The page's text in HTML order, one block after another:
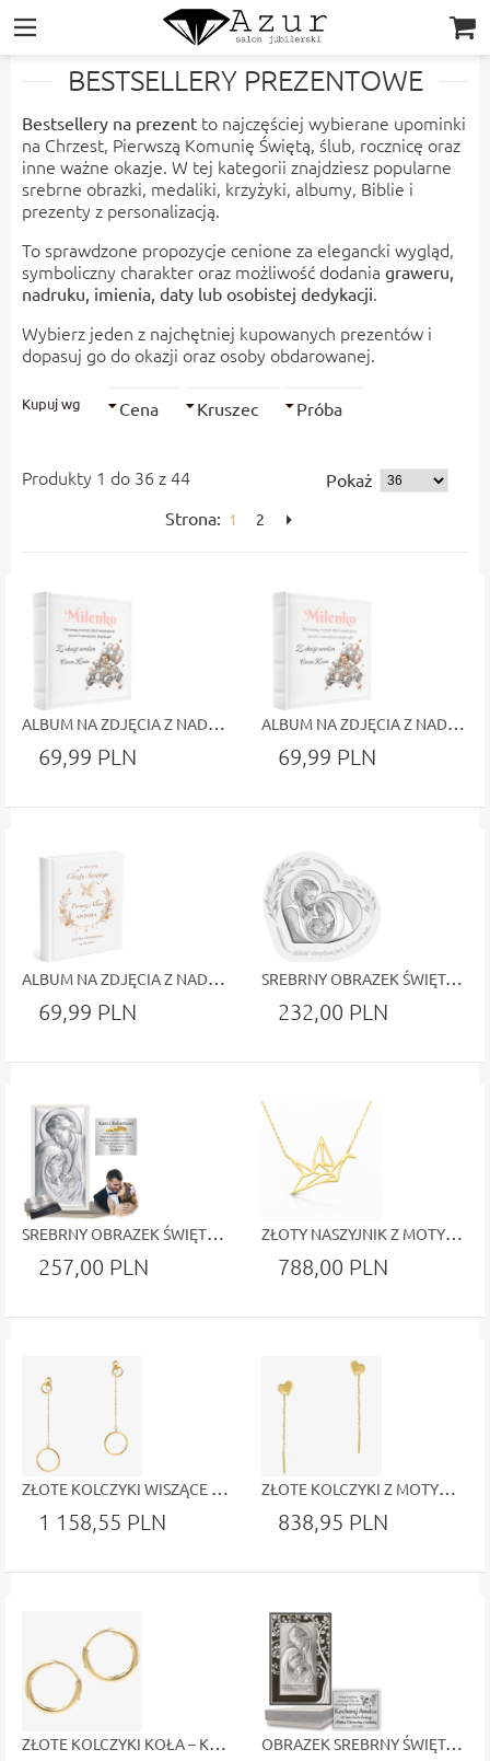
|||
BESTSELLERY PREZENTOWE
Bestsellery na prezentto najczęściej wybierane upominki
na Chrzest, Pierwszą Komunię Świętą, ślub, rocznicę oraz
inne ważne okazje. W tej kategorii znajdziesz popularne
srebrne obrazki, medaliki, krzyżyki, albumy, Biblie i
prezenty z personalizacją.
To sprawdzone propozycje cenione za elegancki wygląd,
symboliczny charakter oraz możliwość dodania graweru,
nadruku, imienia, daty lub osobistej dedykacji.
Wybierz jeden z najchętniej kupowanych prezentów i
dopasuj go do okazji oraz osoby obdarowanej.
Kupuj wg Cena Kruszec Próba
Produkty 1 do 36 z 44
Pokaż
Strona: 1 2
ALBUM NA ZDJĘCIA Z NADRUKIEM DLA DZIECKA Z OKAZJI CHRZTU
69,99 PLN
ALBUM NA ZDJĘCIA Z NADRUKIEM DLA DZIECKA Z OKAZJI CHRZTU
69,99 PLN
ALBUM NA ZDJĘCIA Z NADRUKIEM DLA DZIECKA Z OKAZJI CHRZTU
69,99 PLN
SREBRNY OBRAZEK ŚWIĘTA RODZINA W KSZTAŁCIE SERCA – PREZENT NA ŚLUB I CHRZEST
232,00 PLN
SREBRNY OBRAZEK ŚWIĘTEJ RODZINY W BIAŁEJ RAMCE – ELEGANCKI PREZENT NA ŚLUB I ROCZNICĘ!
257,00 PLN
ZŁOTY NASZYJNIK Z MOTYWEM ORIGAMI – STYLOWY ŻURAW Z PERSONALIZACJĄ I OZDOBNYM PUDEŁKIEM
788,00 PLN
ZŁOTE KOLCZYKI WISZĄCE Z GEOMETRYCZNYM MOTYWEM KOŁA
1 158,55 PLN
ZŁOTE KOLCZYKI Z MOTYWEM SERCA NA ŁAŃCUSZKU
838,95 PLN
ZŁOTE KOLCZYKI KOŁA – KLASYCZNA ELEGANCJA Z MOŻLIWOŚCIĄ PERSONALIZACJI OBRAZEK SREBRNY ŚWIĘTA RODZINA NA ŚLUB CHRZEST GRAWER ELEGANCKA PAMIĄTKA